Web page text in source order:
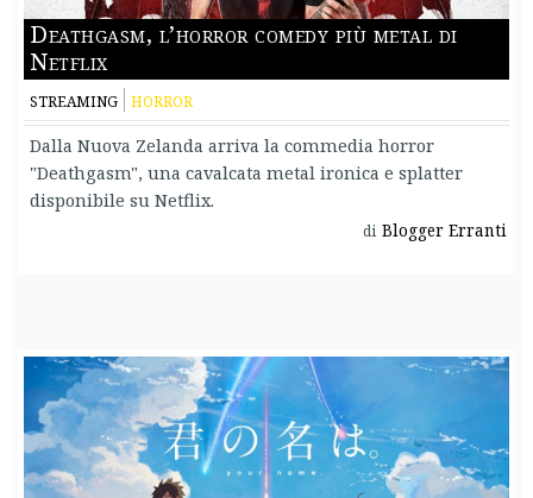
Deathgasm, l’horror comedy più metal di
Netflix
STREAMING HORROR
Dalla Nuova Zelanda arriva la commedia horror
"Deathgasm", una cavalcata metal ironica e splatter
disponibile su Netflix.
di Blogger Erranti